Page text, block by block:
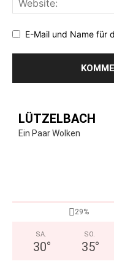
E-Mail und Name für
LÜTZELBACH
Ein Paar Wolken
29%
SA.
30°
SO.
35°